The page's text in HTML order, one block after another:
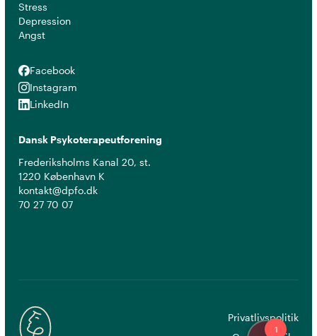
Stress
Depression
Angst
Facebook
Facebook
Instagram
Instagram
LinkedIn
LinkedIn
Dansk Psykoterapeutforening
Frederiksholms Kanal 20, st.
1220 København K
kontakt@dpfo.dk
70 27 70 07
Privatlivspolitik